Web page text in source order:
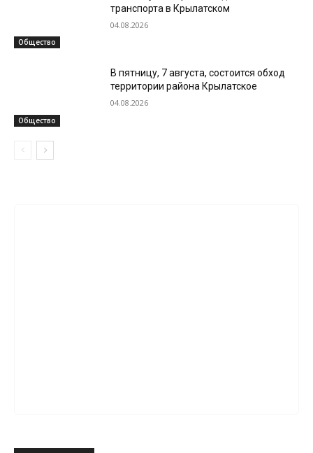
Общество
транспорта в Крылатском
04.08.2026
Общество
В пятницу, 7 августа, состоится обход
территории района Крылатское
04.08.2026